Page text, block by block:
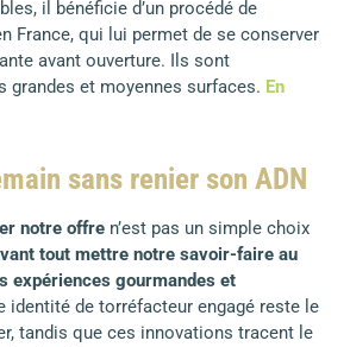
il bénéficie d’un procédé de
France, qui lui permet de se conserver
avant ouverture. Ils sont
grandes et moyennes surfaces. En
sans renier son ADN
notre offren’est pas un simple choix
tout mettre notre savoir-faire au
expériences gourmandes et
identité de torréfacteur engagé reste le
tandis que ces innovations tracent le